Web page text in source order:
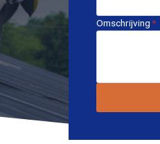
Omschrijving*